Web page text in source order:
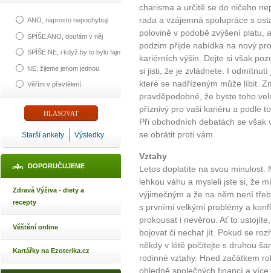
ANO, naprosto nepochybuji
SPÍŠE ANO, doufám v něj
SPÍŠE NE, i když by to bylo fajn
NE, žijeme jenom jednou
Věřím v převtělení
Starší ankety Výsledky
DOPORUČUJEME
Zdravá Výživa - diety a
recepty
Věštění online
Kartářky na Ezoterika.cz
charisma a určitě se do ničeho
rada a vzájemná spolupráce s
polovině v podobě zvýšení platu,
podzim přijde nabídka na nový
kariérních výšin. Dejte si však
si jisti, že je zvládnete. I
které se nadřízeným může líbit.
pravděpodobné, že byste toho
příznivý pro vaši kariéru a podle
Při obchodních debatách se
se obrátit proti vám.
Vztahy
Letos doplatíte na svou minulost.
lehkou váhu a mysleli jste si, že
výjimečným a že na něm není
s prvními velkými problémy a
prokousat i nevěrou. Ať to
bojovat či nechat jít. Pokud se
někdy v létě počítejte s druhou
rodinné vztahy. Hned začátkem
ohledně společných financí a